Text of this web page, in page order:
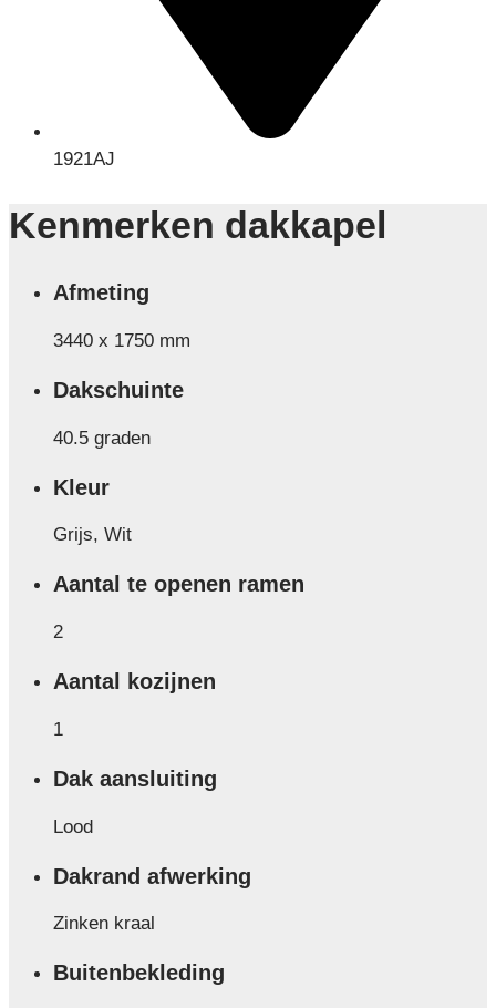
1921AJ
Kenmerken dakkapel
Afmeting
3440 x 1750 mm
Dakschuinte
40.5 graden
Kleur
Grijs, Wit
Aantal te openen ramen
2
Aantal kozijnen
1
Dak aansluiting
Lood
Dakrand afwerking
Zinken kraal
Buitenbekleding